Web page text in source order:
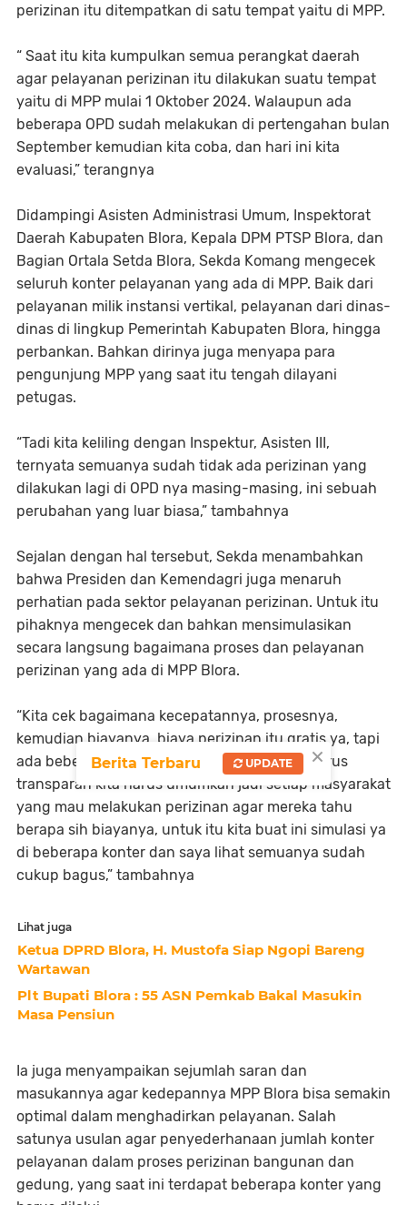
perizinan itu ditempatkan di satu tempat yaitu di MPP.
“ Saat itu kita kumpulkan semua perangkat daerah
agar pelayanan perizinan itu dilakukan suatu tempat
yaitu di MPP mulai 1 Oktober 2024. Walaupun ada
beberapa OPD sudah melakukan di pertengahan bulan
September kemudian kita coba, dan hari ini kita
evaluasi,” terangnya
Didampingi Asisten Administrasi Umum, Inspektorat
Daerah Kabupaten Blora, Kepala DPM PTSP Blora, dan
Bagian Ortala Setda Blora, Sekda Komang mengecek
seluruh konter pelayanan yang ada di MPP. Baik dari
pelayanan milik instansi vertikal, pelayanan dari dinas-
dinas di lingkup Pemerintah Kabupaten Blora, hingga
perbankan. Bahkan dirinya juga menyapa para
pengunjung MPP yang saat itu tengah dilayani
petugas.
“Tadi kita keliling dengan Inspektur, Asisten III,
ternyata semuanya sudah tidak ada perizinan yang
dilakukan lagi di OPD nya masing-masing, ini sebuah
perubahan yang luar biasa,” tambahnya
Sejalan dengan hal tersebut, Sekda menambahkan
bahwa Presiden dan Kemendagri juga menaruh
perhatian pada sektor pelayanan perizinan. Untuk itu
pihaknya mengecek dan bahkan mensimulasikan
secara langsung bagaimana proses dan pelayanan
perizinan yang ada di MPP Blora.
“Kita cek bagaimana kecepatannya, prosesnya,
kemudian biayanya, biaya perizinan itu gratis ya, tapi
ada beberapa yang dikenakan retribusi itu harus
transparan kita harus umumkan jadi setiap masyarakat
yang mau melakukan perizinan agar mereka tahu
berapa sih biayanya, untuk itu kita buat ini simulasi ya
di beberapa konter dan saya lihat semuanya sudah
cukup bagus,” tambahnya
Lihat juga
Ketua DPRD Blora, H. Mustofa Siap Ngopi Bareng
Wartawan
Plt Bupati Blora : 55 ASN Pemkab Bakal Masukin
Masa Pensiun
Ia juga menyampaikan sejumlah saran dan
masukannya agar kedepannya MPP Blora bisa semakin
optimal dalam menghadirkan pelayanan. Salah
satunya usulan agar penyederhanaan jumlah konter
pelayanan dalam proses perizinan bangunan dan
gedung, yang saat ini terdapat beberapa konter yang
×
Berita Terbaru UPDATE